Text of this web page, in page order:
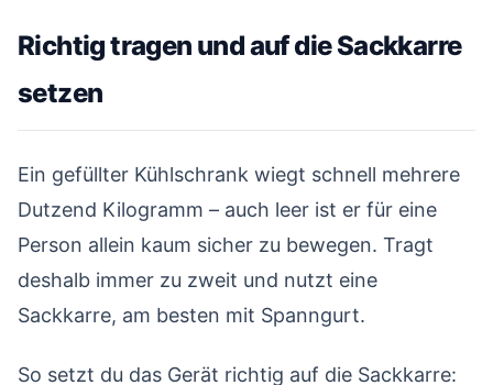
Richtig tragen und auf die Sackkarre
setzen
Ein gefüllter Kühlschrank wiegt schnell mehrere
Dutzend Kilogramm – auch leer ist er für eine
Person allein kaum sicher zu bewegen. Tragt
deshalb immer zu zweit und nutzt eine
Sackkarre, am besten mit Spanngurt.
So setzt du das Gerät richtig auf die Sackkarre: